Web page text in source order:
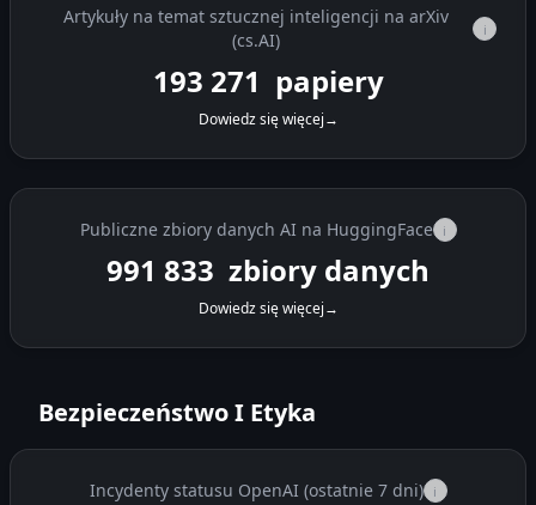
Artykuły na temat sztucznej inteligencji na arXiv
(cs.AI)
i
193 271 papiery
Dowiedz się więcej→
Publiczne zbiory danych AI na HuggingFace i
991 833 zbiory danych
Dowiedz się więcej→
Bezpieczeństwo I Etyka
Incydenty statusu OpenAI (ostatnie 7 dni) i